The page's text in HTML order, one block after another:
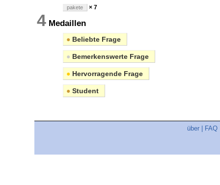
pakete × 7
4 Medaillen
● Beliebte Frage
● Bemerkenswerte Frage
● Hervorragende Frage
● Student
über FAQ